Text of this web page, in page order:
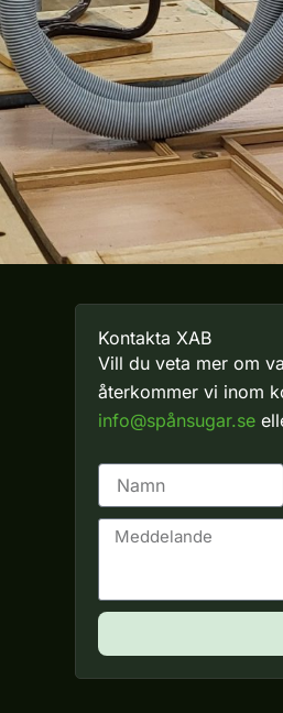
Kontakta XAB
Vill du veta mer om
återkommer vi inom
info@spånsugar.se
N
m
M
d
e
a
n